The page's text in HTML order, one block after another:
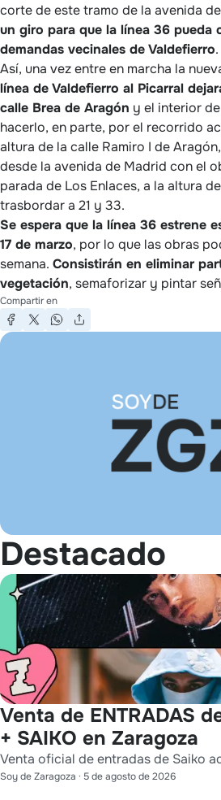
corte de este tramo de la avenida
un giro para que la línea 36 pueda
demandas vecinales de Valdefierro.
Así, una vez entre en marcha la
línea de Valdefierro al Picarral
calle Brea de Aragón y el interior
hacerlo, en parte, por el recorrido
altura de la calle Ramiro I de
desde la avenida de Madrid con el
parada de Los Enlaces, a la altura
trasbordar a 21 y 33.
Se espera que la línea 36 estrene
17 de marzo, por lo que las obras
semana. Consistirán en eliminar
vegetación, semaforizar y pintar
Compartir en
Destacado
Venta de ENTRADAS
+ SAIKO en Zaragoza
Venta oficial de entradas de Saiko
Soy de Zaragoza · 5 de agosto de 2026